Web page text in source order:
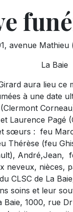
avenue Mathieu
La Baie
aura lieu ce
à une date
Laurence Pagé
sœurs : feu
Thérèse (feu
André,Jean,
neveux, nièces,
CLSC de La
soins et leur
Baie, 1000, rue